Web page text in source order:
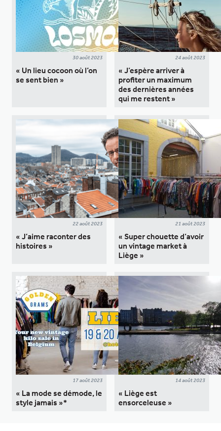
30 août 2023
« Un lieu cocoon où l’on
se sent bien »
24 août 2023
« J’espère arriver à
profiter un maximum
des dernières années
qui me restent »
22 août 2023
« J’aime raconter des
histoires »
21 août 2023
« Super chouette d’avoir
un vintage market à
Liège »
17 août 2023
« La mode se démode, le
style jamais »*
14 août 2023
« Liège est
ensorceleuse »